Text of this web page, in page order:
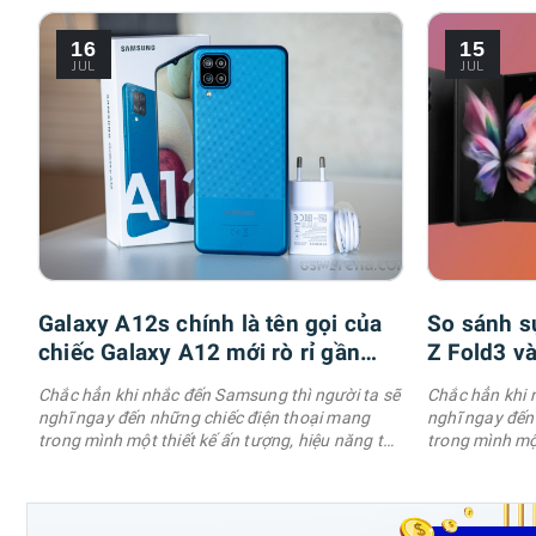
là một hệ điều hành OneUI mang đến nhiều tính
năng hay. Chính vì lẽ đó, hôm nay mình sẽ chia
sẻ cho anh em những mẹo điện thoại Samsung
cực hay và cực hữu ích. 1. Bật …
là một hệ
năng hay.
sẻ cho anh
16
JUL
Galaxy A12s chính là tên gọi của
chiếc Galaxy A12 mới rò rỉ gần
đây
Chắc hẳn khi nhắc đến Samsung thì người ta sẽ
nghĩ ngay đến những chiếc điện thoại mang
trong mình một thiết kế ấn tượng, hiệu năng tốt,
năng hay. Chính vì lẽ đó, hôm nay mình sẽ chia
15
JUL
So sánh
Z Fold3
Chắc hẳn khi
nghĩ ngay
trong mình
năng hay.
sẻ cho anh